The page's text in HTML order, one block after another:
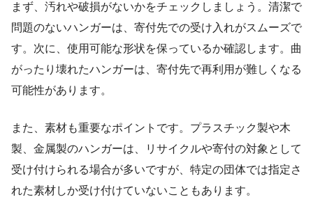
まず、汚れや破損がないかをチェックしましょう。清潔で
問題のないハンガーは、寄付先での受け入れがスムーズで
す。次に、使用可能な形状を保っているか確認します。曲
がったり壊れたハンガーは、寄付先で再利用が難しくなる
可能性があります。
また、素材も重要なポイントです。プラスチック製や木
製、金属製のハンガーは、リサイクルや寄付の対象として
受け付けられる場合が多いですが、特定の団体では指定さ
れた素材しか受け付けていないこともあります。